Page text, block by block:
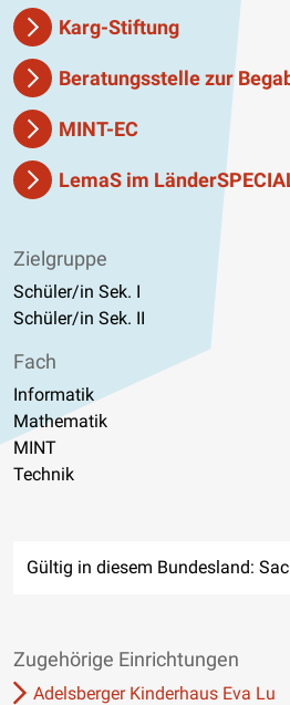
Karg-Stiftung
Beratungsstelle zur
MINT-EC
LemaS im
Zielgruppe
Schüler/in Sek. I
Schüler/in Sek. II
Fach
Informatik
Mathematik
MINT
Technik
Gültig in diesem Bundesland:
Zugehörige Einrichtungen
Adelsberger Kinderhaus Eva Lu